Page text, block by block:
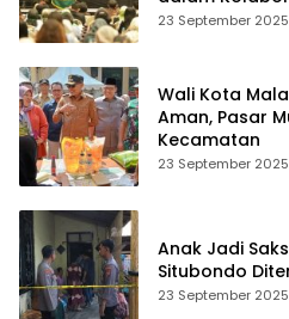
23 September 2025
Wali Kota
Aman, Pasar
Kecamatan
23 September 2025
Anak Jadi
Situbondo
23 September 2025